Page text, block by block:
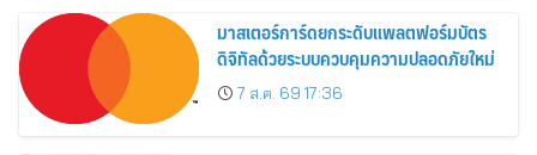
มาสเตอร์การ์ดยกระดับแพลตฟอร์มบัตร
ดิจิทัลด้วยระบบควบคุมความปลอดภัยใหม่
7 ส.ค. 69 17:36